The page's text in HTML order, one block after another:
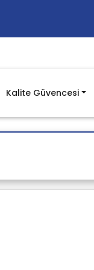
Kalite Güvencesi
Doküman
İş Akışları